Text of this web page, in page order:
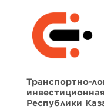
Транспортно-
Республики